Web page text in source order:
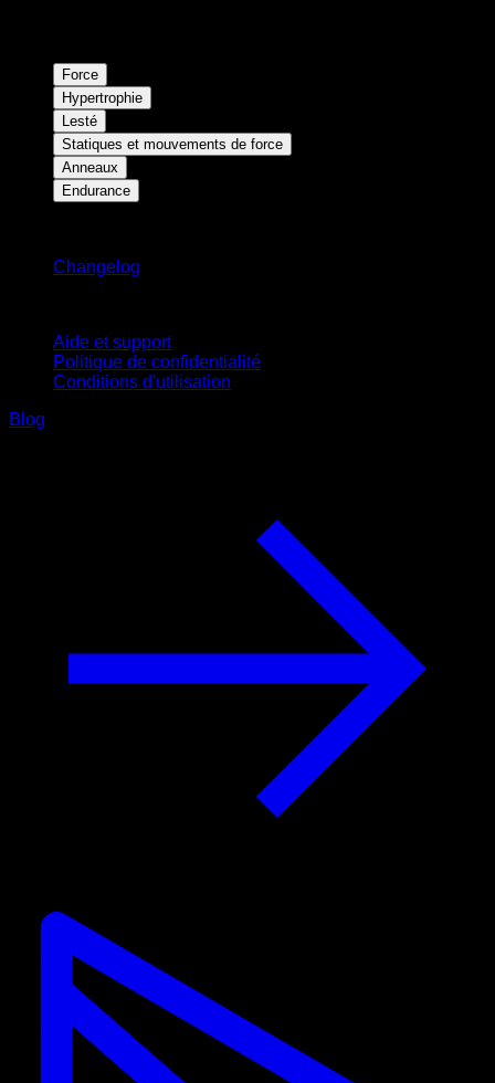
Force
Hypertrophie
Lesté
Statiques et mouvements de force
Anneaux
Endurance
Changelog
Aide et support
Politique de confidentialité
Conditions d'utilisation
Blog